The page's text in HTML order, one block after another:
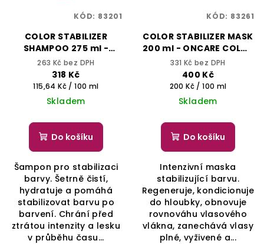
COLOR STABILIZER
SHAMPOO 275 ml -
ONCARE COLOR BLOCK -
SELECTIVE
PROFESSIONAL
263 Kč bez DPH
318 Kč
Měrná
cena:
115,64 Kč / 100 ml
Skladem
Do košíku
Šampon pro stabilizaci
barvy. Šetrně čistí,
hydratuje a pomáhá
stabilizovat barvu po
barvení. Chrání před
ztrátou intenzity a lesku
v průběhu času...
KÓD: 83201
COLOR STABILIZER MASK
200 ml - ONCARE COLOR
BLOCK - SELECTIVE
PROFESSIONAL
331 Kč bez DPH
400 Kč
Měrná
cena:
200 Kč / 100 ml
Skladem
Do košíku
Intenzivní maska
stabilizující barvu.
Regeneruje, kondicionuje
do hloubky, obnovuje
rovnováhu vlasového
vlákna, zanechává vlasy
plné, vyživené a...
KÓD: 83261